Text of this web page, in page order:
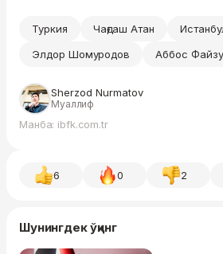
Туркия Чағдаш Атан
Элдор Шомуродов
Аббос
Sherzod Nurmatov
Муаллиф
Манба: ibfk.com.tr
6 0 2
Шунингдек ўқинг